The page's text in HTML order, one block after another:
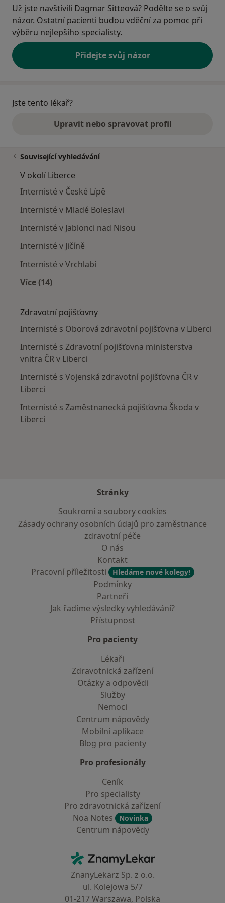
Už jste navštívili Dagmar Sitteová? Podělte se o svůj
názor. Ostatní pacienti budou vděční za pomoc při
výběru nejlepšího specialisty.
Přidejte svůj názor
Jste tento lékař?
Upravit nebo spravovat profil
Související vyhledávání
V okolí Liberce
Internisté v České Lípě
Internisté v Mladé Boleslavi
Internisté v Jablonci nad Nisou
Internisté v Jičíně
Internisté v Vrchlabí
Více (14)
Zdravotní pojišťovny
Internisté s Oborová zdravotní pojišťovna v Liberci
Internisté s Zdravotní pojišťovna ministerstva
vnitra ČR v Liberci
Internisté s Vojenská zdravotní pojišťovna ČR v
Liberci
Internisté s Zaměstnanecká pojišťovna Škoda v
Liberci
Stránky
Soukromí a soubory cookies
Zásady ochrany osobních údajů pro zaměstnance
zdravotní péče
O nás
Kontakt
Pracovní příležitosti
Hledáme nové kolegy!
Podmínky
Partneři
Jak řadíme výsledky vyhledávání?
Přístupnost
Pro pacienty
Lékaři
Zdravotnická zařízení
Otázky a odpovědi
Služby
Nemoci
Centrum nápovědy
Mobilní aplikace
Blog pro pacienty
Pro profesionály
Ceník
Pro specialisty
Pro zdravotnická zařízení
Noa Notes
Novinka
Centrum nápovědy
ZnamyLekar - Hlavní stránka
ZnanyLekarz Sp. z o.o.
ul. Kolejowa 5/7
01-217 Warszawa, Polska